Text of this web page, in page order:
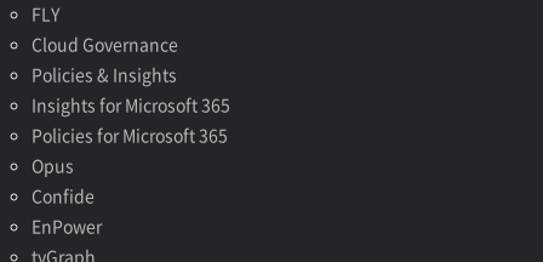
FLY
Cloud Governance
Policies & Insights
Insights for Microsoft 365
Policies for Microsoft 365
Opus
Confide
EnPower
tyGraph